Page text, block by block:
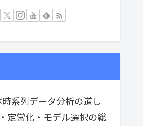
系列データ分析の道し
定常化・モデル選択の総